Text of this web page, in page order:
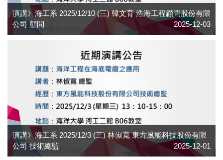
演講》海工系 2025/12/10 (三) 韓文育 浩海工程顧問股份有限
公司 顧問
2025-12-03
演講》海工系 2025/12/3 (三) 林俶寬 東方風能科技股份有限
公司 技術總監
2025-12-01